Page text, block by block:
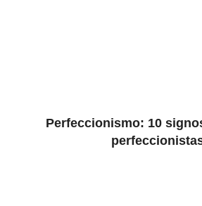
Perfeccionismo: 10